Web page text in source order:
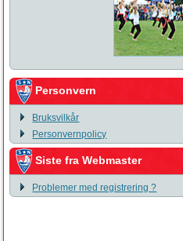
Personvern
Bruksvilkår
Personvernpolicy
Siste fra Webmaster
Problemer med registrering ?